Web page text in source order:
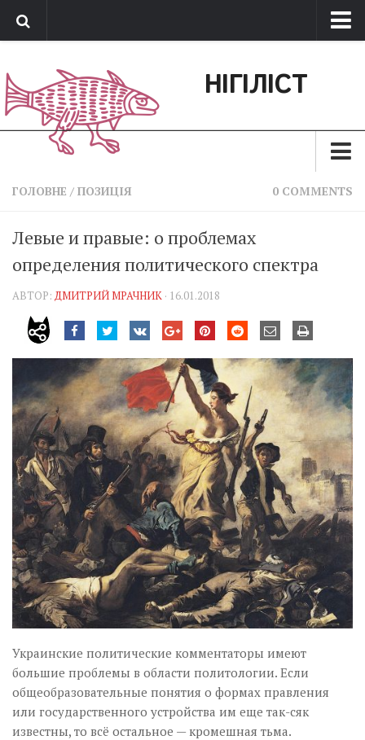
Обратная связь
Поддержать сайт
НІГІЛІСТ
Зараз
Позиція
Дії
Агітатор
Музика революції
Візуальне
Научпоп
Головне
Цитати
Inter/antinational
ГОЛОВНЕ / ПОЗИЦІЯ 0 COMMENTS
Левые и правые: о проблемах
определения политического спектра
АВТОР: ДМИТРИЙ МРАЧНИК · 16.01.2018
Украинские политические комментаторы имеют
большие проблемы в области политологии. Если
общеобразовательные понятия о формах правления
или государственного устройства им еще так-сяк
известны, то всё остальное — кромешная тьма.